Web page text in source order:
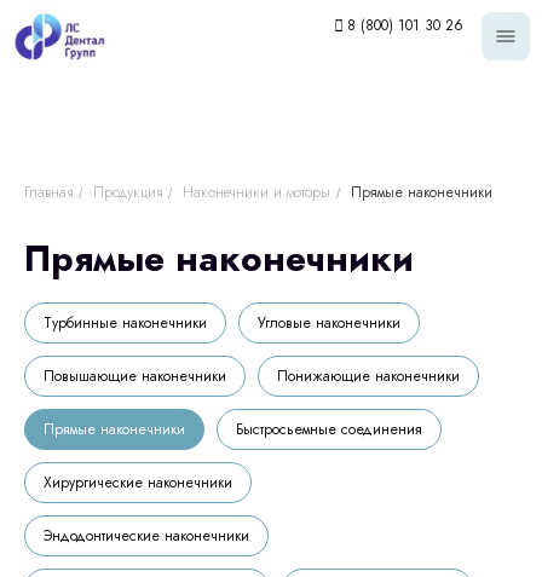
8 (800) 101 30 26
Главная / Продукция / Наконечники и моторы / Прямые наконечники
Прямые наконечники
Турбинные наконечники Угловые наконечники
Повышающие наконечники Понижающие наконечники
Прямые наконечники Быстросьемные соединения
Хирургические наконечники
Эндодонтические наконечники